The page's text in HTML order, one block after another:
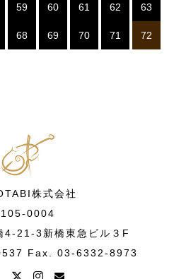
59 60 61 62 63
68 69 70 71 72
株式会社
105-0004
4-21-3新橋東急ビル３F
Fax. 03-6332-8973